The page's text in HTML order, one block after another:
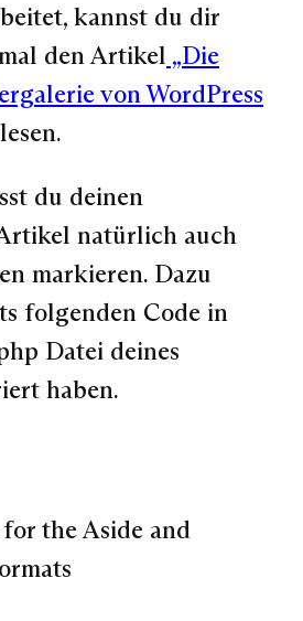
kannst du dir
den Artikel „Die
von WordPress
du deinen
natürlich auch
markieren. Dazu
folgenden Code in
Datei deines
haben.
the Aside and